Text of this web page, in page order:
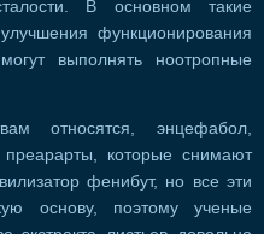
В основном такие
функционирования
выполнять ноотропные
относятся, энцефабол,
которые снимают
фенибут, но все эти
основу, поэтому ученые